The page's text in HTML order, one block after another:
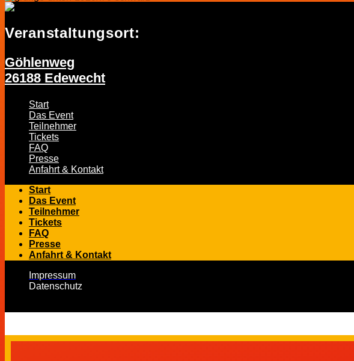
Veranstaltungsort:
Göhlenweg
26188 Edewecht
Start
Das Event
Teilnehmer
Tickets
FAQ
Presse
Anfahrt & Kontakt
Start
Das Event
Teilnehmer
Tickets
FAQ
Presse
Anfahrt & Kontakt
Impressum
Datenschutz